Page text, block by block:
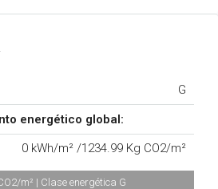
G
energético global:
0 kWh/m² /1234.99 Kg CO2/m²
m² | Clase energética G